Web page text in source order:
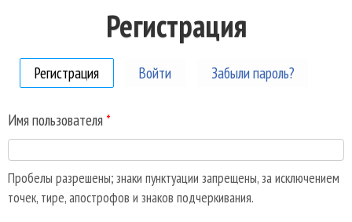
Регистрация
Регистрация (активная вкладка)
Войти Забыли пароль?
Имя пользователя *
Пробелы разрешены; знаки пунктуации запрещены, за исключением
точек, тире, апострофов и знаков подчеркивания.